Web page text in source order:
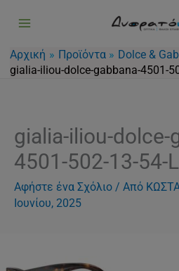
περιεχόμενο
Αρχική Προϊόντα
Dolce &
gialia-iliou-dolce-gabbana-4501-
gialia-iliou-dolce-
4501-502-13-54-L
Αφήστε ένα Σχόλιο / Από
Ιουνίου, 2025